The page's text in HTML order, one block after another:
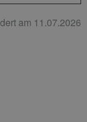
am 11.07.2026